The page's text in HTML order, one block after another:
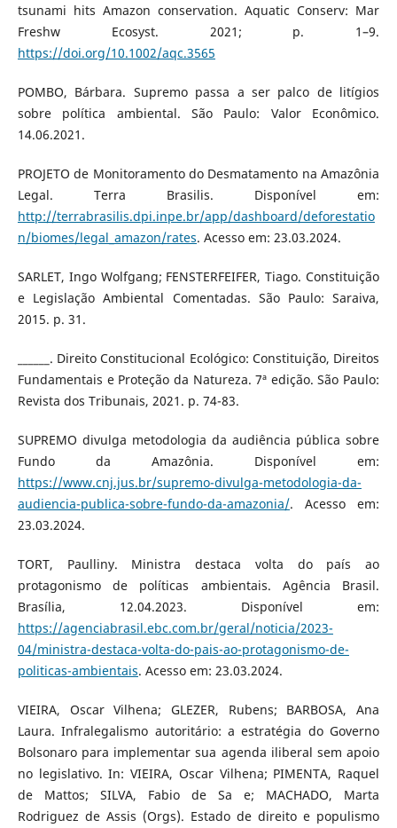
tsunami hits Amazon conservation. Aquatic Conserv: Mar
Freshw Ecosyst. 2021; p. 1–9.
https://doi.org/10.1002/aqc.3565
POMBO, Bárbara. Supremo passa a ser palco de litígios
sobre política ambiental. São Paulo: Valor Econômico.
14.06.2021.
PROJETO de Monitoramento do Desmatamento na Amazônia
Legal. Terra Brasilis. Disponível em:
http://terrabrasilis.dpi.inpe.br/app/dashboard/deforestatio
n/biomes/legal_amazon/rates. Acesso em: 23.03.2024.
SARLET, Ingo Wolfgang; FENSTERFEIFER, Tiago. Constituição
e Legislação Ambiental Comentadas. São Paulo: Saraiva,
2015. p. 31.
______. Direito Constitucional Ecológico: Constituição, Direitos
Fundamentais e Proteção da Natureza. 7ª edição. São Paulo:
Revista dos Tribunais, 2021. p. 74-83.
SUPREMO divulga metodologia da audiência pública sobre
Fundo da Amazônia. Disponível em:
https://www.cnj.jus.br/supremo-divulga-metodologia-da-
audiencia-publica-sobre-fundo-da-amazonia/. Acesso em:
23.03.2024.
TORT, Paulliny. Ministra destaca volta do país ao
protagonismo de políticas ambientais. Agência Brasil.
Brasília, 12.04.2023. Disponível em:
https://agenciabrasil.ebc.com.br/geral/noticia/2023-
04/ministra-destaca-volta-do-pais-ao-protagonismo-de-
politicas-ambientais. Acesso em: 23.03.2024.
VIEIRA, Oscar Vilhena; GLEZER, Rubens; BARBOSA, Ana
Laura. Infralegalismo autoritário: a estratégia do Governo
Bolsonaro para implementar sua agenda iliberal sem apoio
no legislativo. In: VIEIRA, Oscar Vilhena; PIMENTA, Raquel
de Mattos; SILVA, Fabio de Sa e; MACHADO, Marta
Rodriguez de Assis (Orgs). Estado de direito e populismo